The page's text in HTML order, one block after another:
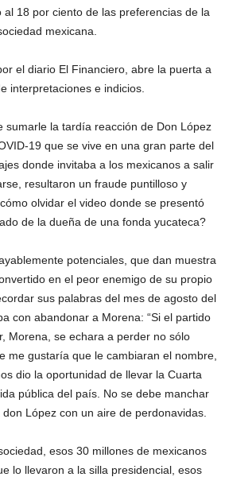
al 18 por ciento de las preferencias de la
mexicana.
el diario El Financiero, abre la puerta a
interpretaciones e indicios.
sumarle la tardía reacción de Don López
19 que se vive en una gran parte del
donde invitaba a los mexicanos a salir
resultaron un fraude puntilloso y
olvidar el video donde se presentó
de la dueña de una fonda yucateca?
potenciales, que dan muestra
en el peor enemigo de su propio
sus palabras del mes de agosto del
con abandonar a Morena: “Si el partido
Morena, se echara a perder no sólo
me gustaría que le cambiaran el nombre,
dio la oportunidad de llevar la Cuarta
pública del país. No se debe manchar
López con un aire de perdonavidas.
esos 30 millones de mexicanos
lo llevaron a la silla presidencial, esos